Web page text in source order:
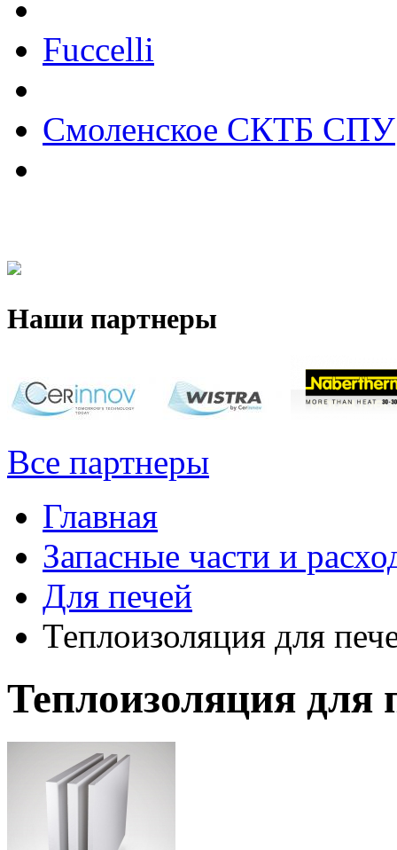
Fuccelli
Смоленское СКТБ СПУ
Наши партнеры
Все партнеры
Главная
Запасные части и
Для печей
Теплоизоляция для
Теплоизоляция для